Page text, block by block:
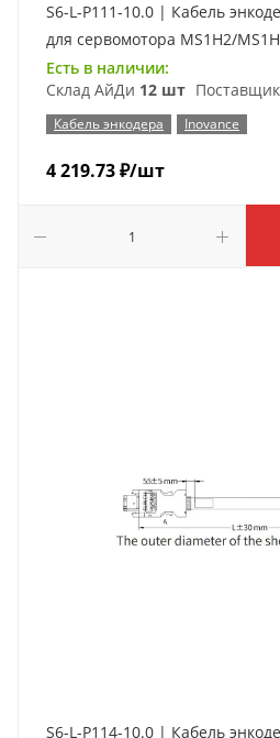
S6-L-P111-10.0 | Кабель
для сервомотора MS1H2/
Есть в наличии:
Склад АйДи 12 шт Поставщик
Кабель энкодера Inovance
4 219.73₽/шт
S6-L-P114-10.0 | Кабель